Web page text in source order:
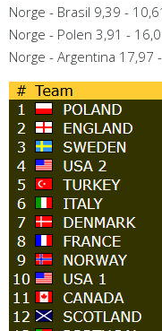
Norge - Brasil 9,39 -
Norge - Polen 3,91 -
Norge - Argentina 17,97